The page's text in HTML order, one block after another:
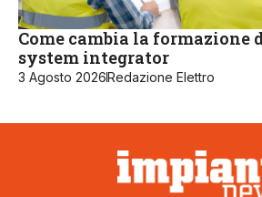
Come cambia la
system integrator
3 Agosto 2026Redazione Elettro